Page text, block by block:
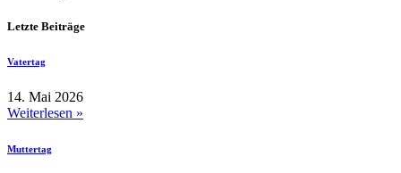
Letzte Beiträge
Vatertag
14. Mai 2026
Weiterlesen »
Muttertag